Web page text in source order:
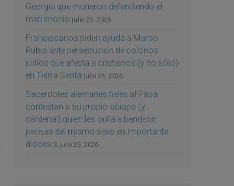
Georgia que murieron defendiendo el
matrimonio julio 25, 2026
Franciscanos piden ayuda a Marco
Rubio ante persecución de colonos
judíos que afecta a cristianos (y no sólo)
en Tierra Santa julio 25, 2026
Sacerdotes alemanes fieles al Papa
contestan a su propio obispo (y
cardenal) quien les orilla a bendecir
parejas del mismo sexo en importante
diócesis julio 25, 2026